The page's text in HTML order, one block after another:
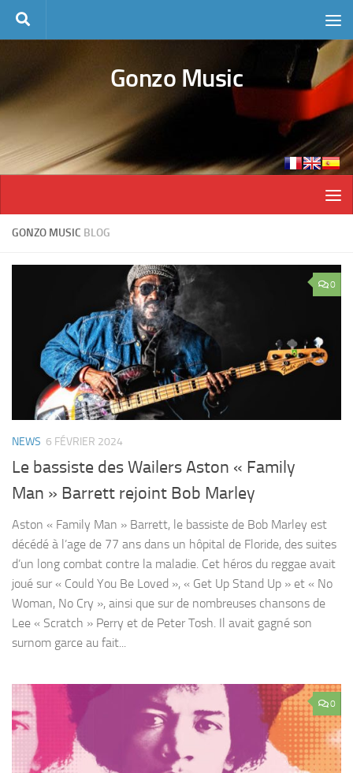
Skip to content
Gonzo Music
GONZO MUSIC BLOG
0
NEWS 6 FÉVRIER 2024
Le bassiste des Wailers Aston « Family
Man » Barrett rejoint Bob Marley
Aston « Family Man » Barrett, le bassiste de Bob Marley est
décédé à l’age de 77 ans dans un hôpital de Floride, des suites
d’un long combat contre la maladie. Cet héros du reggae avait
joué sur « Could You Be Loved », « Get Up Stand Up » et « No
Woman, No Cry », ainsi que sur de nombreuses chansons de
Lee « Scratch » Perry et de Peter Tosh. Il avait gagné son
surnom garce au fait...
0